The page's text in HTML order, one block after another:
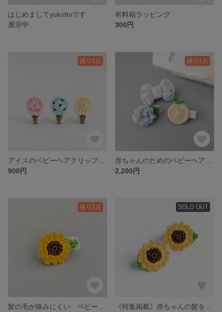
はじめましてyukottoです
展示中
有料箱ラッピング
300円
残り1点
アイスのベビーヘアクリップ チョコミント・いちごミルク・レモンシャーベット
900円
残り1点
2,200円
残り1点 SOLD OUT